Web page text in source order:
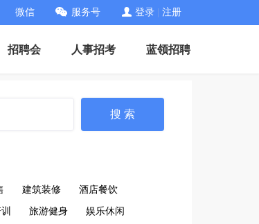
微信 服务号 登录 注册
招聘会 人事招考 蓝领招聘
搜 索
建筑装修 酒店餐饮
旅游健身 娱乐休闲